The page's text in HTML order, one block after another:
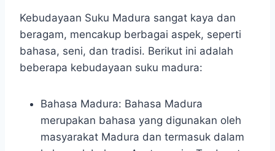
Kebudayaan Suku Madura sangat kaya dan
beragam, mencakup berbagai aspek, seperti
bahasa, seni, dan tradisi. Berikut ini adalah
beberapa kebudayaan suku madura:
Bahasa Madura: Bahasa Madura
merupakan bahasa yang digunakan oleh
masyarakat Madura dan termasuk dalam